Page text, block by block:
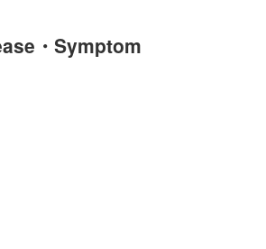
・Symptom